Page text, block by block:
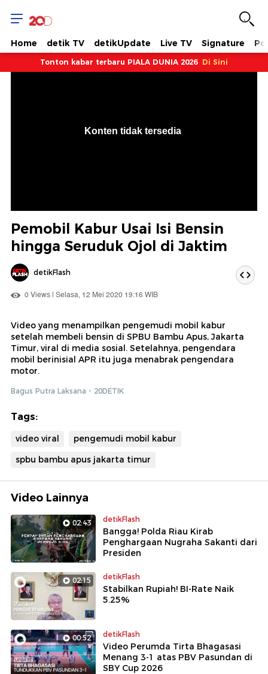
Home detik TV detikUpdate Live TV Signature
Tonton kabar terbaru PIALA DUNIA 2026 Di Sini
Konten tidak tersedia
Pemobil Kabur Usai Isi Bensin
hingga Seruduk Ojol di Jaktim
detikFlash
0 Views | Selasa, 12 Mei 2020 19:16 WIB
Video yang menampilkan pengemudi mobil kabur
setelah membeli bensin di SPBU Bambu Apus, Jakarta
Timur, viral di media sosial. Setelahnya, pengendara
mobil berinisial APR itu juga menabrak pengendara
motor.
Bagus Putra Laksana - 20DETIK
Tags:
video viral
pengemudi mobil kabur
spbu bambu apus jakarta timur
Video Lainnya
02:43 detikFlash
Bangga! Polda Riau Kirab
Penghargaan Nugraha Sakanti dari
Presiden
02:15 detikFlash
Stabilkan Rupiah! BI-Rate Naik
5.25%
00:52 detikFlash
Video Perumda Tirta Bhagasasi
Menang 3-1 atas PBV Pasundan di
SBY Cup 2026